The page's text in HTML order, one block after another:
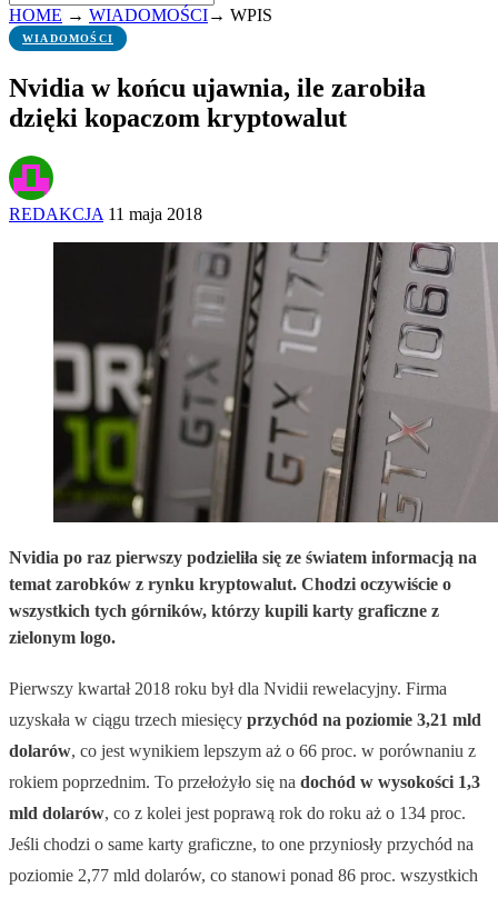
HOME → WIADOMOŚCI→ WPIS
WIADOMOŚCI
Nvidia w końcu ujawnia, ile zarobiła
dzięki kopaczom kryptowalut
REDAKCJA 11 maja 2018
Nvidia po raz pierwszy podzieliła się ze światem informacją na
temat zarobków z rynku kryptowalut. Chodzi oczywiście o
wszystkich tych górników, którzy kupili karty graficzne z
zielonym logo.
Pierwszy kwartał 2018 roku był dla Nvidii rewelacyjny. Firma
uzyskała w ciągu trzech miesięcy przychód na poziomie 3,21 mld
dolarów, co jest wynikiem lepszym aż o 66 proc. w porównaniu z
rokiem poprzednim. To przełożyło się na dochód w wysokości 1,3
mld dolarów, co z kolei jest poprawą rok do roku aż o 134 proc.
Jeśli chodzi o same karty graficzne, to one przyniosły przychód na
poziomie 2,77 mld dolarów, co stanowi ponad 86 proc. wszystkich